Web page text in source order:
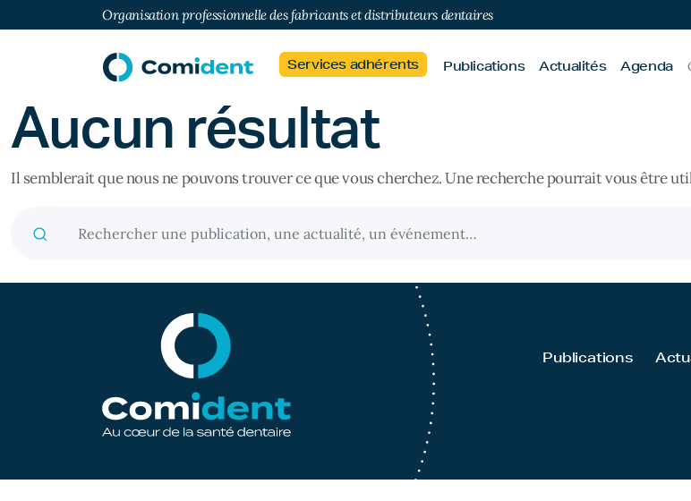
Organisation professionnelle des fabricants et distributeurs dentaires
Services adhérents Publications Actualités Agenda
Aucun résultat
Il semblerait que nous ne pouvons trouver ce que vous cherchez. Une recherche pourrait vous être
Publications